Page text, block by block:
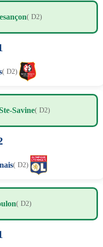
( D2)
( D2)
Savine( D2)
( D2)
( D2)